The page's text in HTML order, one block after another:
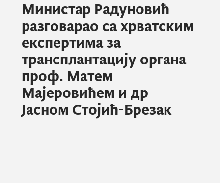
Министар Радуновић
разговарао са хрватским
експертима за
трансплантацију органа
проф. Матем
Мајеровићем и др
Јасном Стојић-Брезак